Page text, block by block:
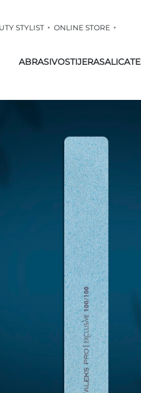
STYLIST ONLINE STORE
ABRASIVOSTIJERAS